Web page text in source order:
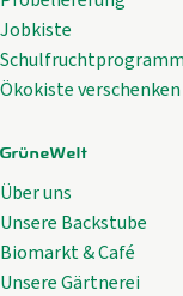
Jobkiste
Schulfruchtprogramm
Ökokiste verschenken
GrüneWelt
Über uns
Unsere Backstube
Biomarkt & Café
Unsere Gärtnerei